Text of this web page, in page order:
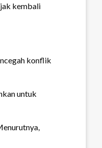
kembali
konflik
untuk